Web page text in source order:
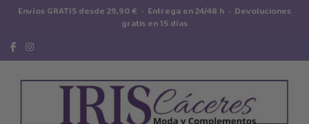
Envíos GRATIS desde 29,90 € · Entrega en 24/48 h · Devoluciones
gratis en 15 días